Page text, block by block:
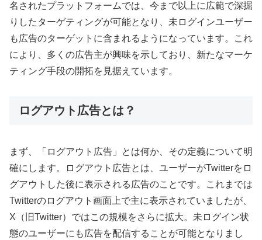
名されたプラットフォームでは、今まで以上に広範で深掘
りしたターゲティングが可能となり、未ログインユーザー
も広告のターゲットに含まれるようになっています。これ
により、多くの広告主が興味を示しており、新たなマーケ
ティング手段の開拓を見据えています。
ログアウト広告とは？
まず、「ログアウト広告」とは何か、その定義について明
確にします。ログアウト広告とは、ユーザーがTwitterをロ
グアウトした後に表示される広告のことです。これまでは
Twitterのログアウト画面上で主に表示されていましたが、
X（旧Twitter）ではこの規模をさらに拡大。未ログイン状
態のユーザーにも広告を配信することが可能となりまし